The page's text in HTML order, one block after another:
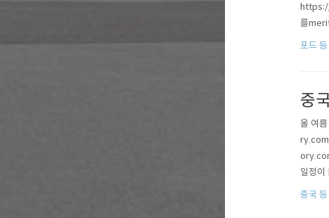
를
저히
포드
중
올 여
일정
저
중국